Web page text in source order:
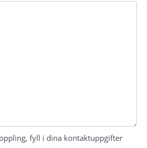
fyll i dina kontaktuppgifter